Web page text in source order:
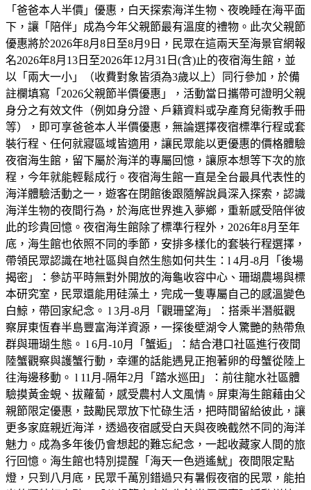
「爸爸本人半價」優惠，白天探索海洋生物、夜晚睡在海平面
下，讓「陪伴」成為今年父親節最有溫度的禮物。此次父親節
優惠將於2026年8月8日至8月9日，民眾在這兩天至海景官網報
名2026年8月13日至2026年12月31日(含)止的夜宿海生館，並
以「兩大一小」（收費對象皆須為3歲以上）同行參加，於備
註欄填寫「2026父親節半價優惠」，活動當日攜帶可證明父親
身分之有效文件（例如身分證、戶籍資料或孕產育兒衛教手冊
等），即可享爸爸本人半價優惠，無論選擇夜宿標準行程或套
裝行程、任何就寢區域皆適用，讓民眾能以更優惠的價格體驗
夜宿海生館，留下屬於海洋的專屬回憶，讓原本想等下次的旅
程，今年就能輕鬆成行。夜宿海生館一直是全台最具代表性的
海洋體驗活動之一，遊客在閉館後跟隨解說員深入探索，認識
海洋生物的夜間行為，於海底世界進入夢鄉，重新感受陪伴彼
此的珍貴回憶。夜宿海生館除了標準行程外，2026年8月至年
底，海生館也依照不同的季節，安排多樣化的套裝行程選擇，
帶領民眾認識在地社區與自然生態如何共生：l 4月-8月「後場
揭密」：參訪平時無對外開放的海龜收容中心、珊瑚農場與標
本研究室，民眾還能用硅藻土，完成一隻專屬自己的感溫變色
白鯨，帶回家紀念。 l 3月-8月「觀珊望海」：搭乘半潛艇觀
察屏東恆春半島豐富海洋資源，一探後壁湖令人驚艷的熱帶魚
群與珊瑚生態。 l 6月-10月「蟹逅」：結合港口社區進行夜間
陸蟹觀察與護蟹行動，幸運的話能遇見正抱著卵的母蟹從陸上
往海邊移動。 l 11月-隔年2月「踏水巡田」：前往龍水社區體
驗摸黃金蜆、拔蘿蔔，感受農村人文風情。屏東海生館藉由父
親節限定優惠，鼓勵民眾放下忙碌生活，把時間留給彼此，讓
更多家庭親近海洋，透過夜宿感受白天與夜晚截然不同的海洋
魅力。成為多年後仍會想起的難忘紀念，一起收藏家人間的旅
行回憶。海生館也特別提醒「海天一色逍遙魷」夜間限定點
燈，只到八月底，民眾千萬別錯過只有暑假夜宿的民眾，能拍